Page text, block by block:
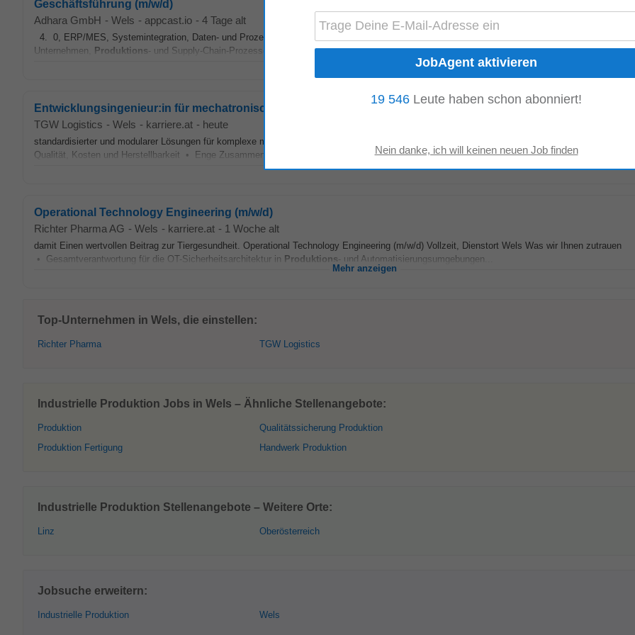
Geschäftsführung (m/w/d)
Adhara GmbH - Wels - appcast.io - 4 Tage alt
4. 0, ERP/MES, Systemintegration, Daten- und Prozessdigitalisierung oder Cloud- und Plattformlösungen. Ein gutes Verständnis für
Unternehmen, Produktions- und Supply-Chain-Prozesse sowie die Herausforderungen desindustriellenMittelstands...
Entwicklungsingenieur:in für mechatronische Anlagensysteme (m/w/d)*
TGW Logistics - Wels - karriere.at - heute
standardisierter und modularer Lösungen für komplexe mechatronische Anlagensysteme • Analyse und Umsetzung technischer Verbesserungen
Qualität, Kosten und Herstellbarkeit • Enge Zusammenarbeit mit Produktmanagement, Einkauf,Produktion, Montage...
Operational Technology Engineering (m/w/d)
Richter Pharma AG - Wels - karriere.at - 1 Woche alt
damit Einen wertvollen Beitrag zur Tiergesundheit. Operational Technology Engineering (m/w/d) Vollzeit, Dienstort Wels Was wir Ihnen zutrauen
• Gesamtverantwortung für die OT-Sicherheitsarchitektur in Produktions- und Automatisierungsumgebungen...
Mehr anzeigen
Top-Unternehmen in Wels, die einstellen:
Richter Pharma TGW Logistics
Industrielle Produktion Jobs in Wels – Ähnliche Stellenangebote:
Produktion
Produktion Fertigung
Qualitätssicherung Produktion
Handwerk Produktion
Industrielle Produktion Stellenangebote – Weitere Orte:
Linz Oberösterreich
Jobsuche erweitern:
Industrielle Produktion Wels
19 546 Leute haben schon abonniert!